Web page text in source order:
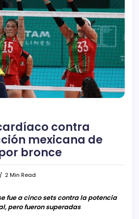
contra
mexicana de
bronce
2 Min Read
fue a cinco sets contra la potencia
pero fueron superadas